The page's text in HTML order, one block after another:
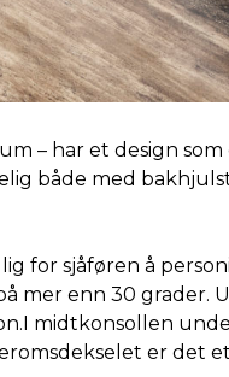
– har et design
både med
for sjåføren å
mer enn 30 grader.
midtkonsollen
er det